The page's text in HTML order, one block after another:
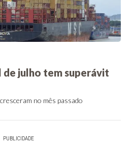
de julho tem superávit
no mês passado
PUBLICIDADE